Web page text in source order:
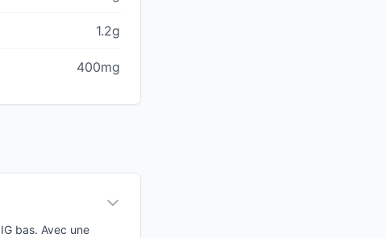
1.2g
400mg
bas. Avec une